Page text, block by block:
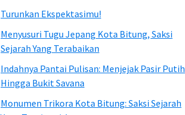
Turunkan Ekspektasimu!
Menyusuri Tugu Jepang Kota Bitung, Saksi
Sejarah Yang Terabaikan
Indahnya Pantai Pulisan: Menjejak Pasir Putih
Hingga Bukit Savana
Monumen Trikora Kota Bitung: Saksi Sejarah